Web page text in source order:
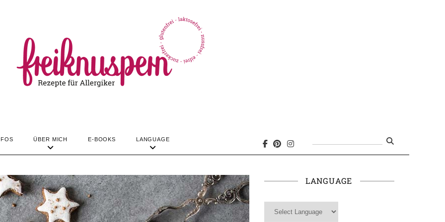
ÜBER MICH E-BOOKS LANGUAGE
LANGUAGE